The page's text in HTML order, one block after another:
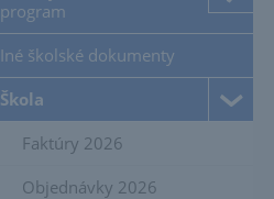
program
Iné školské dokumenty
Škola
Faktúry 2026
Objednávky 2026